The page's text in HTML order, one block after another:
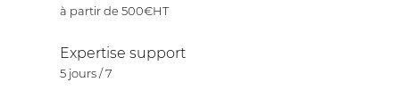
à partir de 500€HT
Expertise support
5 jours / 7